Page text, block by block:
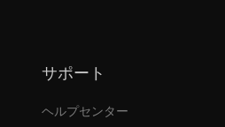
サポート
ヘルプセンター